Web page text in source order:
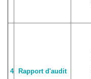
4 Rapport d'audit